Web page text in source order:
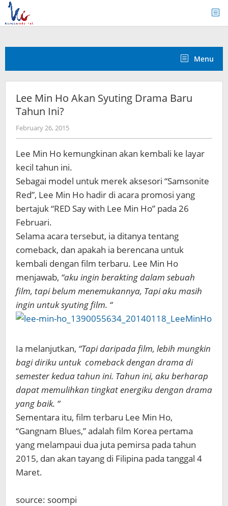
Skip
content
Menu
Lee Min Ho Akan Syuting Drama Baru
Tahun Ini?
February 26, 2015by
Koreanindo
Lee Min Ho kemungkinan akan kembali ke layar
kecil tahun ini.
Sebagai model untuk merek aksesori “Samsonite
Red”, Lee Min Ho hadir di acara promosi yang
bertajuk “RED Say with Lee Min Ho” pada 26
Februari.
Selama acara tersebut, ia ditanya tentang
comeback, dan apakah ia berencana untuk
kembali dengan film terbaru. Lee Min Ho
menjawab, “aku ingin berakting dalam sebuah
film, tapi belum menemukannya, Tapi aku masih
ingin untuk syuting film. “
Ia melanjutkan, “Tapi daripada film, lebih mungkin
bagi diriku untuk comeback dengan drama di
semester kedua tahun ini. Tahun ini, aku berharap
dapat memulihkan tingkat energiku dengan drama
yang baik. “
Sementara itu, film terbaru Lee Min Ho,
“Gangnam Blues,” adalah film Korea pertama
yang melampaui dua juta pemirsa pada tahun
2015, dan akan tayang di Filipina pada tanggal 4
Maret.
source: soompi